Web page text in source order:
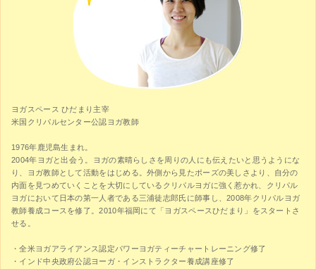
ヨガスペース ひだまり主宰
米国クリパルセンター公認ヨガ教師
1976年鹿児島生まれ。
2004年ヨガと出会う。ヨガの素晴らしさを周りの人にも伝えたいと思うようにな
り、ヨガ教師として活動をはじめる。外側から見たポーズの美しさより、自分の
内面を見つめていくことを大切にしているクリパルヨガに強く惹かれ、クリパル
ヨガにおいて日本の第一人者である三浦徒志郎氏に師事し、2008年クリパルヨガ
教師養成コースを修了。2010年福岡にて「ヨガスペースひだまり」をスタートさ
せる。
・全米ヨガアライアンス認定パワーヨガティーチャートレーニング修了
・インド中央政府公認ヨーガ・インストラクター養成講座修了